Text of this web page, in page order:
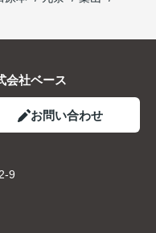
社ベース
お問い合わせ
9